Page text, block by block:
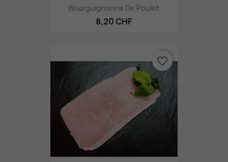
Bourguignonne De Poulet
8,20 CHF
favorite_border